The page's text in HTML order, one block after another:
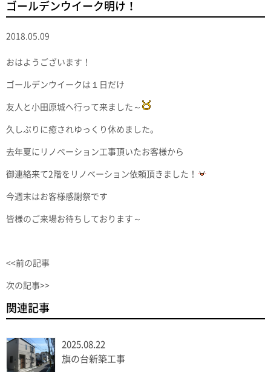
ゴールデンウイーク明け！
2018.05.09
おはようございます！
ゴールデンウイークは１日だけ
友人と小田原城へ行って来ました～
久しぶりに癒されゆっくり休めました。
去年夏にリノベーション工事頂いたお客様から
御連絡来て2階をリノベーション依頼頂きました！
今週末はお客様感謝祭です
皆様のご来場お待ちしております～
<<前の記事
次の記事>>
関連記事
2025.08.22
旗の台新築工事